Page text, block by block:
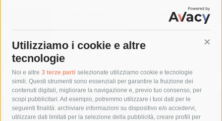
Utilizziamo i cookie e altre
tecnologie
Noi e altre 3 terze parti selezionate utilizziamo cookie e tecnologie
simili. Questi strumenti sono essenziali per garantire la fruizione dei
contenuti digitali, migliorare la navigazione e, previo tuo consenso, per
scopi pubblicitari. Ad esempio, potremmo utilizzare i tuoi dati per le
seguenti finalità: archiviare informazioni su dispositivo e/o accedervi,
utilizzare dati limitati per la selezione della pubblicità, creare profili per
Vie del mare nel golfo di Napoli, la truffa
Tag
acqua allerta meteo
anas
area marina protetta di punta campanella
arresto